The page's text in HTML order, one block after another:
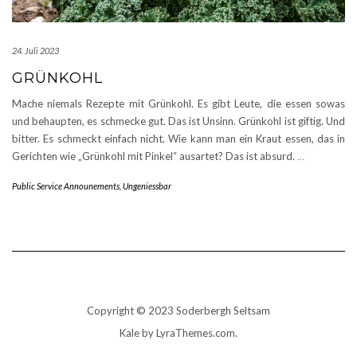
24. Juli 2023
GRÜNKOHL
Mache niemals Rezepte mit Grünkohl. Es gibt Leute, die essen sowas
und behaupten, es schmecke gut. Das ist Unsinn. Grünkohl ist giftig. Und
bitter. Es schmeckt einfach nicht. Wie kann man ein Kraut essen, das in
Gerichten wie „Grünkohl mit Pinkel“ ausartet? Das ist absurd. …
Public Service Announements Ungeniessbar
Copyright © 2023 Soderbergh Seltsam
Kaleby LyraThemes.com.